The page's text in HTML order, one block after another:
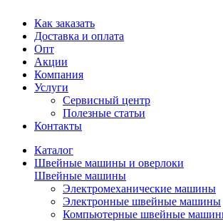
Как заказать
Доставка и оплата
Опт
Акции
Компания
Услуги
Сервисный центр
Полезные статьи
Контакты
Каталог
Швейные машины и оверлоки
Швейные машины
Электромеханические машины
Электронные швейные машины
Компьютерные швейные